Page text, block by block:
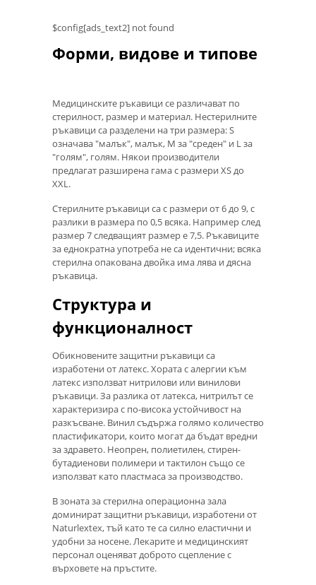
$config[ads_text2] not found
Форми, видове и типове
Медицинските ръкавици се различават по
стерилност, размер и материал. Нестерилните
ръкавици са разделени на три размера: S
означава "малък", малък, M за "среден" и L за
"голям", голям. Някои производители
предлагат разширена гама с размери XS до
XXL.
Стерилните ръкавици са с размери от 6 до 9, с
разлики в размера по 0,5 всяка. Например след
размер 7 следващият размер е 7,5. Ръкавиците
за еднократна употреба не са идентични; всяка
стерилна опакована двойка има лява и дясна
ръкавица.
Структура и
функционалност
Обикновените защитни ръкавици са
изработени от латекс. Хората с алергии към
латекс използват нитрилови или винилови
ръкавици. За разлика от латекса, нитрилът се
характеризира с по-висока устойчивост на
разкъсване. Винил съдържа голямо количество
пластификатори, които могат да бъдат вредни
за здравето. Неопрен, полиетилен, стирен-
бутадиенови полимери и тактилон също се
използват като пластмаса за производство.
В зоната за стерилна операционна зала
доминират защитни ръкавици, изработени от
Naturlextex, тъй като те са силно еластични и
удобни за носене. Лекарите и медицинският
персонал оценяват доброто сцепление с
върховете на пръстите.